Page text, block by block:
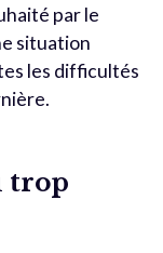
par le
situation
les difficultés
trop